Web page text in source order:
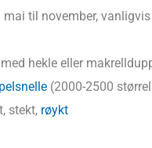
mai til november,
hekle eller
(2000-2500
stekt, røykt